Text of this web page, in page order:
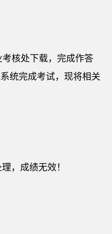
核处下载，完成作答
统完成考试，现将相关
，成绩无效！